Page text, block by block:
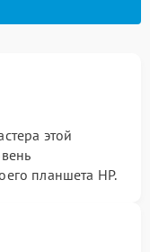
этой
планшета HP.